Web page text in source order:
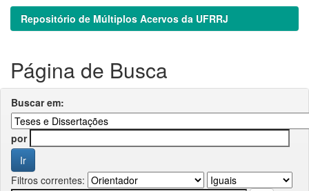
Repositório de Múltiplos Acervos da UFRRJ
Página de Busca
Buscar em:
por
Filtros correntes: